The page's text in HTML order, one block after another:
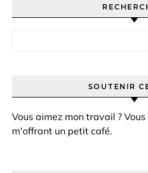
SOUTENIR
Vous aimez mon travail ?
m'offrant un petit café.